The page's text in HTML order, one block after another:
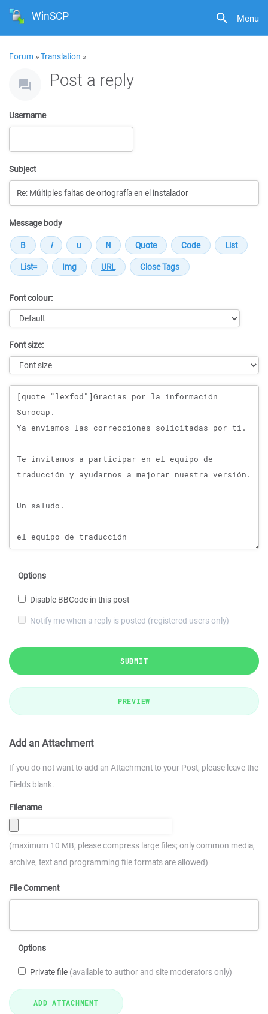
Menu
WinSCP
Forum »Translation »
Post a reply
Username
Subject
Message body
Font colour:
Font size:
Message
Options
Disable BBCode in this post
Notify me when a reply is posted (registered users only)
SUBMIT
PREVIEW
Add an Attachment
If you do not want to add an Attachment to your Post, please leave the
Fields blank.
Filename
(maximum 10 MB; please compress large files; only common media,
archive, text and programming file formats are allowed)
File Comment
Options
Private file (available to author and site moderators only)